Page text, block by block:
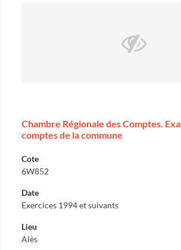
Chambre Régionale des Comptes.
comptes de la commune
Cote
6W852
Date
Exercices 1994 et suivants
Lieu
Alès